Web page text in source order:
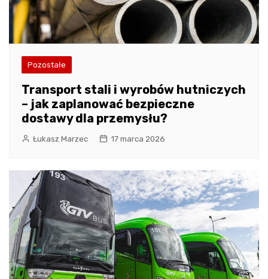
Pozostałe
Transport stali i wyrobów hutniczych
– jak zaplanować bezpieczne
dostawy dla przemysłu?
Łukasz Marzec 17 marca 2026